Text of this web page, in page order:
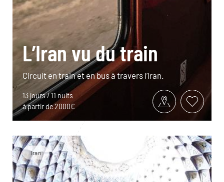
L’Iran vu du train
Circuit en train et en bus à travers l’Iran.
13 jours / 11 nuits
à partir de 2000€
Iran